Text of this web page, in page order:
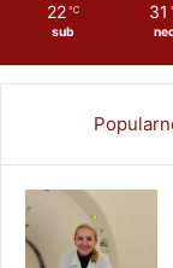
22 ℃
sub
31